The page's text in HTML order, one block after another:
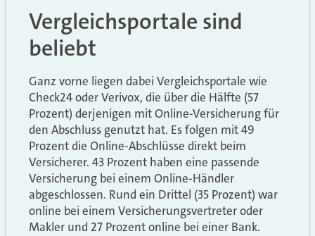
Vergleichsportale sind
beliebt
Ganz vorne liegen dabei Vergleichsportale wie
Check24 oder Verivox, die über die Hälfte (57
Prozent) derjenigen mit Online-Versicherung für
den Abschluss genutzt hat. Es folgen mit 49
Prozent die Online-Abschlüsse direkt beim
Versicherer. 43 Prozent haben eine passende
Versicherung bei einem Online-Händler
abgeschlossen. Rund ein Drittel (35 Prozent) war
online bei einem Versicherungsvertreter oder
Makler und 27 Prozent online bei einer Bank.